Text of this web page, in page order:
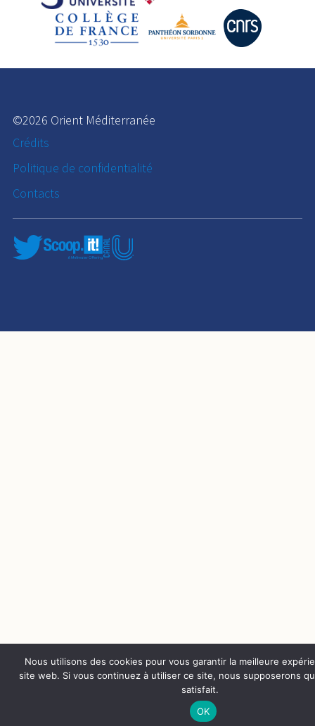
©2026 Orient Méditerranée
Crédits
Politique de confidentialité
Contacts
Nous utilisons des cookies pour vous garantir la meilleure
site web. Si vous continuez à utiliser ce site, nous supposerons
satisfait.
OK